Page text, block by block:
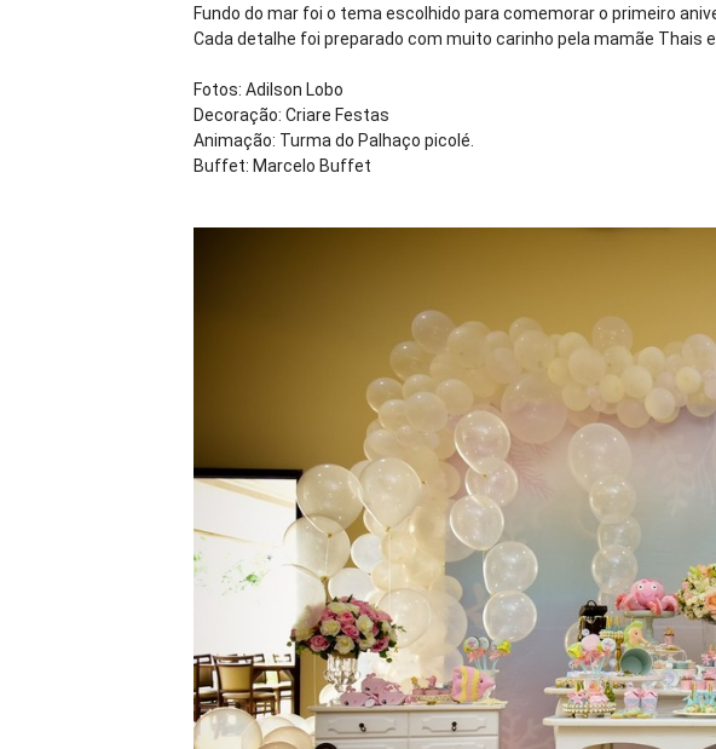
Fundo do mar foi o tema escolhido para comemorar o primeiro
Cada detalhe foi preparado com muito carinho pela mamãe Thais e
Fotos: Adilson Lobo
Decoração: Criare Festas
Animação: Turma do Palhaço picolé.
Buffet: Marcelo Buffet